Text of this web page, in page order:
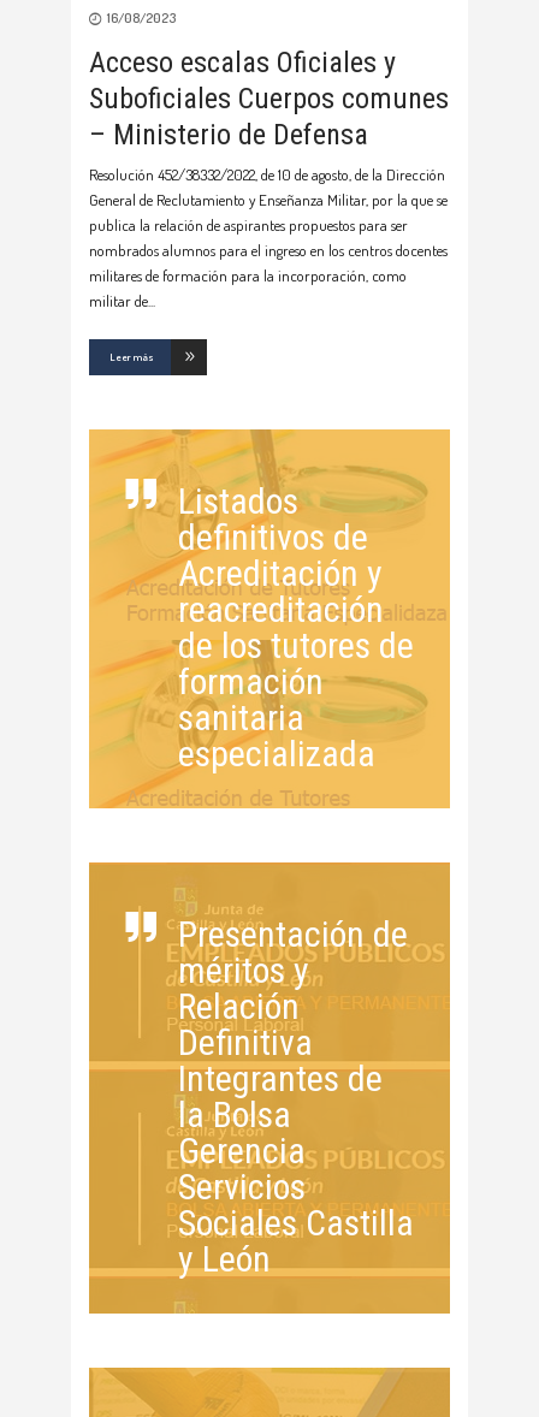
16/08/2023
Acceso escalas Oficiales y
Suboficiales Cuerpos comunes
– Ministerio de Defensa
Resolución 452/38332/2022, de 10 de agosto, de la Dirección
General de Reclutamiento y Enseñanza Militar, por la que se
publica la relación de aspirantes propuestos para ser
nombrados alumnos para el ingreso en los centros docentes
militares de formación para la incorporación, como
militar de
Leer más
Listados
definitivos de
Acreditación y
reacreditación
de los tutores de
formación
sanitaria
especializada
Presentación de
méritos y
Relación
Definitiva
Integrantes de
la Bolsa
Gerencia
Servicios
Sociales Castilla
y León